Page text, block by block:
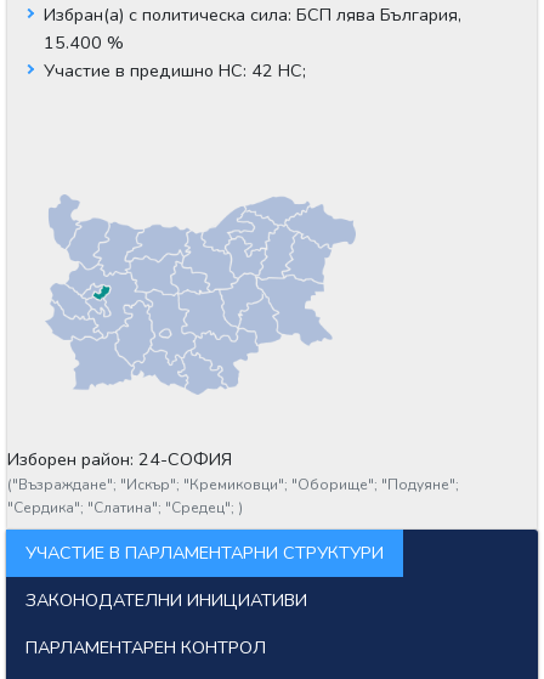
Избран(а) с политическа сила:БСП лява България,
15.400 %
Участие в предишно НС: 42 НС;
Изборен район: 24-СОФИЯ
("Възраждане"; "Искър"; "Кремиковци"; "Оборище"; "Подуяне";
"Сердика"; "Слатина"; "Средец"; )
УЧАСТИЕ В ПАРЛАМЕНТАРНИ СТРУКТУРИ
ЗАКОНОДАТЕЛНИ ИНИЦИАТИВИ
ПАРЛАМЕНТАРЕН КОНТРОЛ